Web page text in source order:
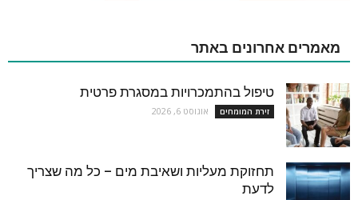
מאמרים אחרונים באתר
טיפול בהתמכרויות במסגרת פרטית
זירת המומחים אוגוסט 6, 2026
תחזוקת מעליות ושאיבת מים – כל מה שצריך
לדעת